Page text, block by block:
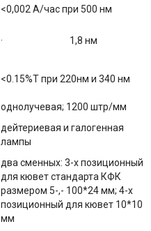
<0,002 А/час при 500 нм
· 1,8 нм
<0.15%Т при 220нм и 340 нм
однолучевая; 1200 штр/мм
дейтериевая и галогенная
лампы
два сменных: 3-х позиционный
для кювет стандарта КФК
размером 5-,- 100*24 мм; 4-х
позиционный для кювет 10*10
мм